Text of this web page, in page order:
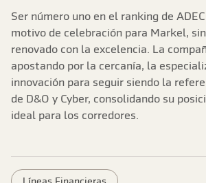
Ser número uno en el ranking de
motivo de celebración para Markel,
renovado con la excelencia. La
apostando por la cercanía, la
innovación para seguir siendo la
de D&O y Cyber, consolidando su
ideal para los corredores.